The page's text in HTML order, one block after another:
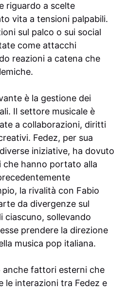
riguardo a scelte
vita a tensioni palpabili.
sul palco o sui social
come attacchi
reazioni a catena che
è la gestione dei
Il settore musicale è
a collaborazioni, diritti
Fedez, per sua
iniziative, ha dovuto
hanno portato alla
la rivalità con Fabio
da divergenze sul
ciascuno, sollevando
prendere la direzione
musica pop italiana.
anche fattori esterni che
le interazioni tra Fedez e